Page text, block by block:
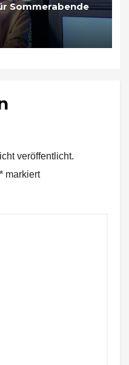
Sommerabende
veröffentlicht.
* markiert